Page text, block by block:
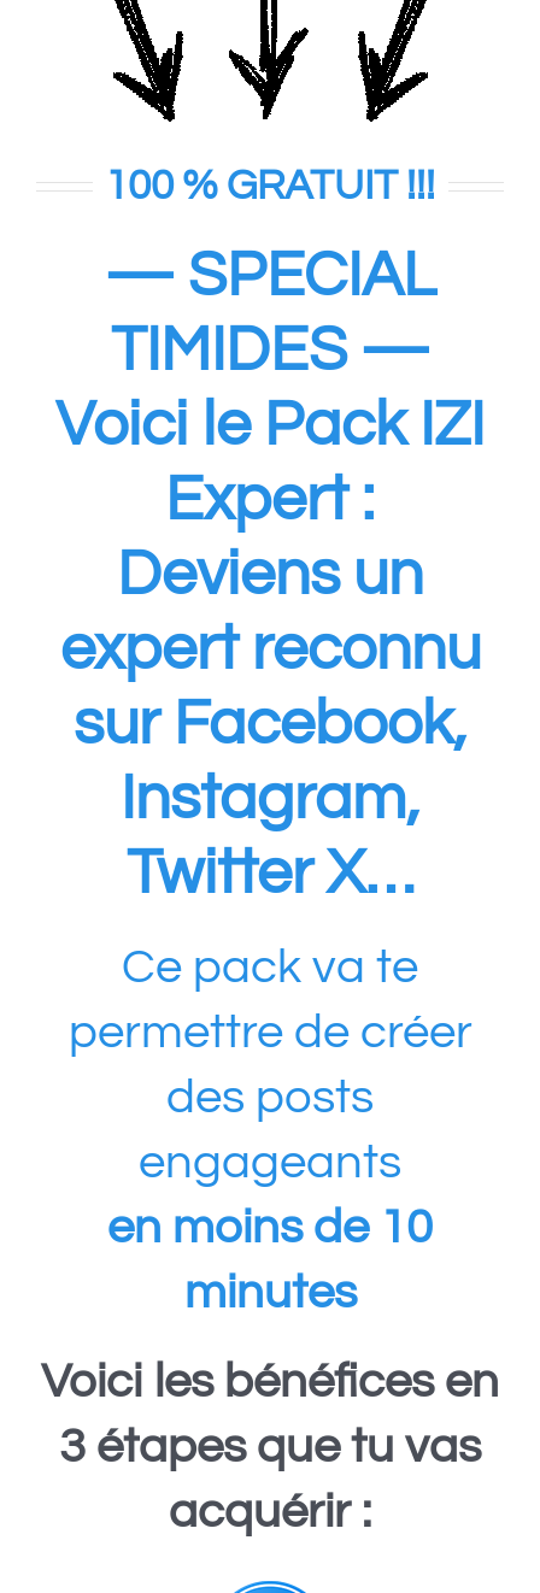
100 % GRATUIT !!!
— SPECIAL
TIMIDES —
Voici le Pack IZI
Expert :
Deviens un
expert reconnu
sur Facebook,
Instagram,
Twitter X…
Ce pack va te
permettre de créer
des posts
engageants
en moins de 10
minutes
Voici les bénéfices en
3 étapes que tu vas
acquérir :